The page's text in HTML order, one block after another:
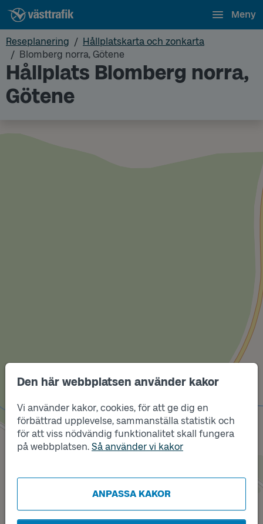
Den här webbplatsen använder kakor
Vi använder kakor, cookies, för att ge dig en
förbättrad upplevelse, sammanställa statistik och
för att viss nödvändig funktionalitet skall fungera
på webbplatsen. Så använder vi kakor
ANPASSA KAKOR
Meny
Reseplanering
Hållplatskarta och zonkarta
Blomberg norra, Götene
Hållplats Blomberg norra,
Götene
A